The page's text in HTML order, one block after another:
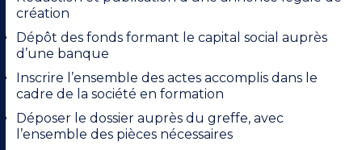
création
Dépôt des fonds formant le capital social auprès
d’une banque
Inscrire l’ensemble des actes accomplis dans le
cadre de la société en formation
Déposer le dossier auprès du greffe, avec
l’ensemble des pièces nécessaires